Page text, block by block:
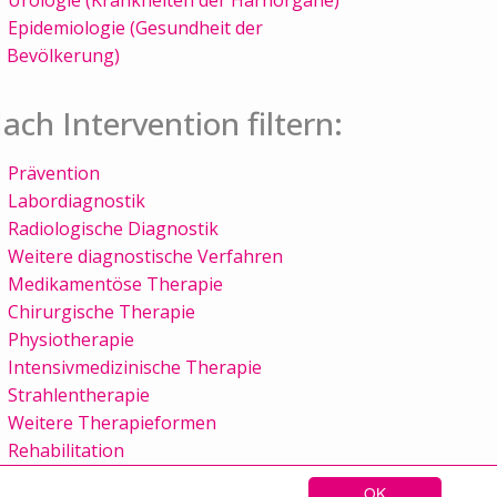
OK
Epidemiologie (Gesundheit der
Bevölkerung)
Intervention filtern:
Prävention
Labordiagnostik
Radiologische Diagnostik
Weitere diagnostische Verfahren
Medikamentöse Therapie
Chirurgische Therapie
Physiotherapie
Intensivmedizinische Therapie
Strahlentherapie
Weitere Therapieformen
Rehabilitation